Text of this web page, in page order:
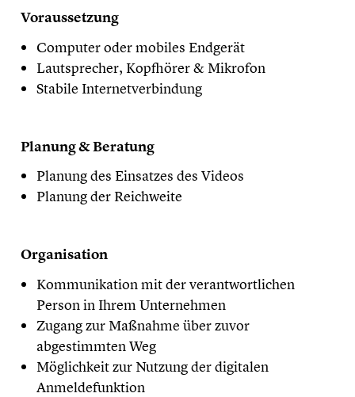
Voraussetzung
Computer oder mobiles Endgerät
Lautsprecher, Kopfhörer & Mikrofon
Stabile Internetverbindung
Planung & Beratung
Planung des Einsatzes des Videos
Planung der Reichweite
Organisation
Kommunikation mit der verantwortlichen
Person in Ihrem Unternehmen
Zugang zur Maßnahme über zuvor
abgestimmten Weg
Möglichkeit zur Nutzung der digitalen
Anmeldefunktion